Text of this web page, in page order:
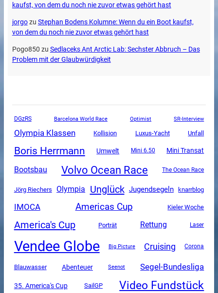
kaufst, von dem du noch nie zuvor etwas gehört hast
jorgozu Stephan Bodens Kolumne: Wenn du ein Boot kaufst,
von dem du noch nie zuvor etwas gehört hast
Pogo850 zu Sedlaceks Ant Arctic Lab: Sechster Abbruch – Das
Problem mit der Glaubwürdigkeit
DGzRS Barcelona World Race Optimist SR-Interview
Olympia Klassen Kollision Luxus-Yacht Unfall
Boris Herrmann Umwelt Mini 6.50 Mini Transat
Bootsbau Volvo Ocean Race The Ocean Race
Jörg Riechers Olympia Unglück Jugendsegeln knarrblog
IMOCA Americas Cup Kieler Woche
America's Cup Porträt Rettung Laser
Vendee Globe Big Picture Cruising Corona
Blauwasser Abenteuer Seenot Segel-Bundesliga
35. America's Cup SailGP Video Fundstück